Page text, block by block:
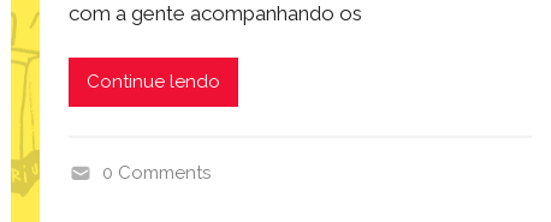
u
i
com a gente acompanhando os
Continue lendo
0 Comments